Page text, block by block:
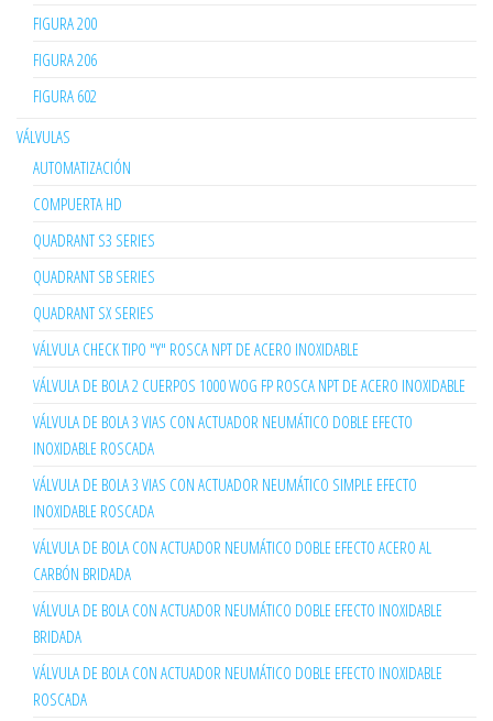
FIGURA 200
FIGURA 206
FIGURA 602
VÁLVULAS
AUTOMATIZACIÓN
COMPUERTA HD
QUADRANT S3 SERIES
QUADRANT SB SERIES
QUADRANT SX SERIES
VÁLVULA CHECK TIPO "Y" ROSCA NPT DE ACERO INOXIDABLE
VÁLVULA DE BOLA 2 CUERPOS 1000 WOG FP ROSCA NPT DE ACERO INOXIDABLE
VÁLVULA DE BOLA 3 VIAS CON ACTUADOR NEUMÁTICO DOBLE EFECTO
INOXIDABLE ROSCADA
VÁLVULA DE BOLA 3 VIAS CON ACTUADOR NEUMÁTICO SIMPLE EFECTO
INOXIDABLE ROSCADA
VÁLVULA DE BOLA CON ACTUADOR NEUMÁTICO DOBLE EFECTO ACERO AL
CARBÓN BRIDADA
VÁLVULA DE BOLA CON ACTUADOR NEUMÁTICO DOBLE EFECTO INOXIDABLE
BRIDADA
VÁLVULA DE BOLA CON ACTUADOR NEUMÁTICO DOBLE EFECTO INOXIDABLE
ROSCADA